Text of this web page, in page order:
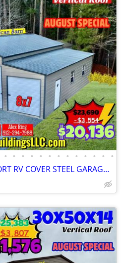
• • • • • • • • • • • • •
METAL BUILDINGS CARPORT RV COVER STEEL GARAGE POLE BARN METAL BUILDING